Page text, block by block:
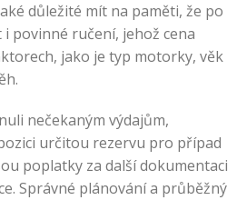
důležité mít na paměti, že po
povinné ručení, jehož cena
jako je typ motorky, věk
nečekaným výdajům,
určitou rezervu pro případ
poplatky za další dokumentaci
Správné plánování a průběžný